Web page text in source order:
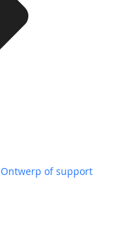
Ontwerp of support